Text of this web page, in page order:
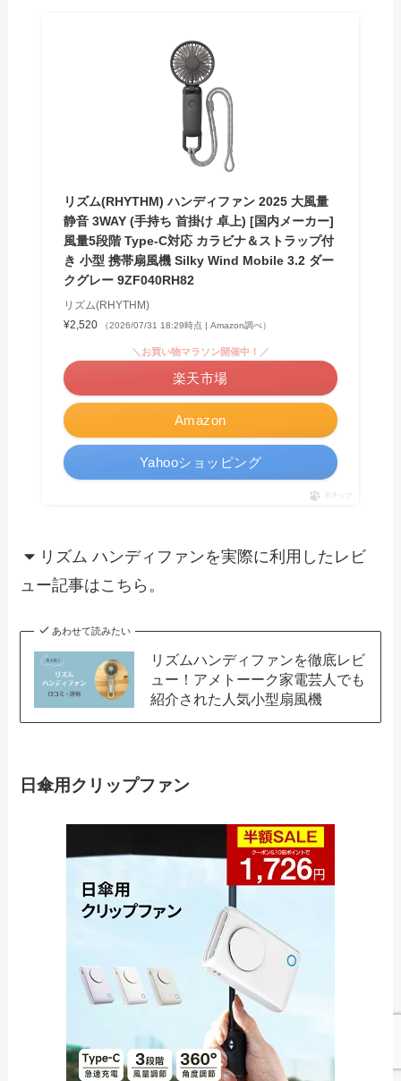
リズム(RHYTHM) ハンディファン 2025 大風量
静音 3WAY (手持ち 首掛け 卓上) [国内メーカー]
風量5段階 Type-C対応 カラビナ＆ストラップ付
き 小型 携帯扇風機 Silky Wind Mobile 3.2 ダー
クグレー 9ZF040RH82
リズム(RHYTHM)
¥2,520
（2026/07/31 18:29時点 | Amazon調べ）
Amazon
＼お買い物マラソン開催中！／
楽天市場
Yahooショッピング
ポチップ
リズム ハンディファンを実際に利用したレビ
ュー記事はこちら。
あわせて読みたい
リズムハンディファンを徹底レビ
ュー！アメトーーク家電芸人でも
紹介された人気小型扇風機
日傘用クリップファン